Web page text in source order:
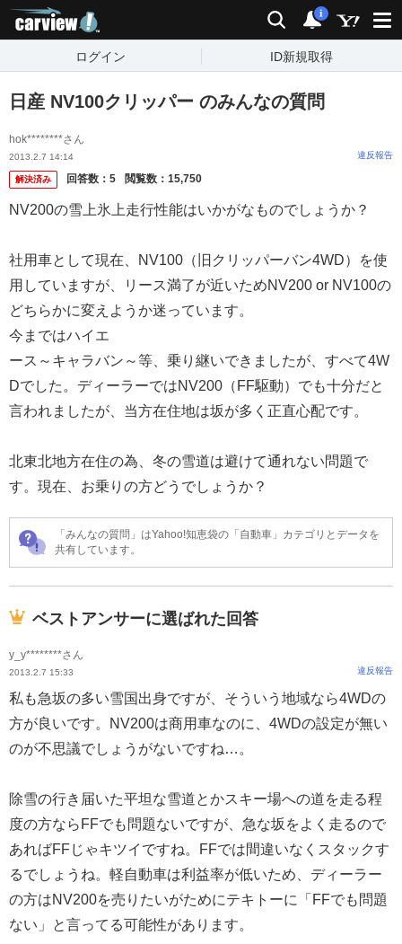
検索 通知
i
ログイン ID新規取得
日産 NV100クリッパー のみんなの質問
hok********さん
2013.2.7 14:14 違反報告
解決済み 回答数： 5 閲覧数： 15,750
NV200の雪上氷上走行性能はいかがなものでしょうか？
社用車として現在、NV100（旧クリッパーバン4WD）を使
用していますが、リース満了が近いためNV200 or NV100の
どちらかに変えようか迷っています。
今まではハイエ
ース～キャラバン～等、乗り継いできましたが、すべて4W
Dでした。ディーラーではNV200（FF駆動）でも十分だと
言われましたが、当方在住地は坂が多く正直心配です。
北東北地方在住の為、冬の雪道は避けて通れない問題で
す。現在、お乗りの方どうでしょうか？
「みんなの質問」はYahoo!知恵袋の「自動車」カテゴリとデータを
共有しています。
ベストアンサーに選ばれた回答
y_y********さん
2013.2.7 15:33 違反報告
私も急坂の多い雪国出身ですが、そういう地域なら4WDの
方が良いです。NV200は商用車なのに、4WDの設定が無い
のが不思議でしょうがないですね…。
除雪の行き届いた平坦な雪道とかスキー場への道を走る程
度の方ならFFでも問題ないですが、急な坂をよく走るので
あればFFじゃキツイですね。FFでは間違いなくスタックす
るでしょうね。軽自動車は利益率が低いため、ディーラー
の方はNV200を売りたいがためにテキトーに「FFでも問題
ない」と言ってる可能性があります。